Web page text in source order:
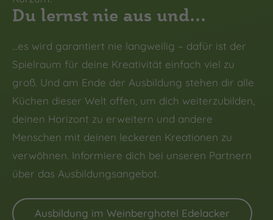
Du lernst nie aus und...
...es wird garantiert nie langweilig – dafür ist der
Spielraum für deine Kreativität einfach viel zu
groß. Und am Ende der Ausbildung stehen dir alle
Küchen dieser Welt offen, um dich weiterzubilden,
deinen Horizont zu erweitern und andere
Menschen mit deinen leckeren Kreationen zu
verwöhnen. Informiere dich bei unseren Partnern
über das Ausbildungsangebot.
Ausbildung im Weinberghotel Edelacker